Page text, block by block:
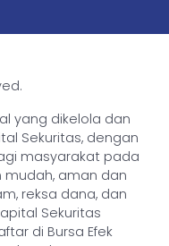
yang dikelola dan
Sekuritas, dengan
masyarakat pada
aman dan
reksa dana, dan
Sekuritas
di Bursa Efek